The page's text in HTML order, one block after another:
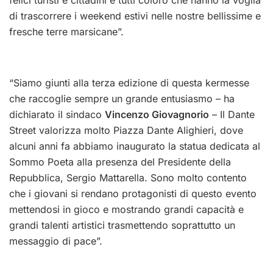
di trascorrere i weekend estivi nelle nostre bellissime e
fresche terre marsicane”.
“Siamo giunti alla terza edizione di questa kermesse
che raccoglie sempre un grande entusiasmo – ha
dichiarato il sindaco Vincenzo Giovagnorio – Il Dante
Street valorizza molto Piazza Dante Alighieri, dove
alcuni anni fa abbiamo inaugurato la statua dedicata al
Sommo Poeta alla presenza del Presidente della
Repubblica, Sergio Mattarella. Sono molto contento
che i giovani si rendano protagonisti di questo evento
mettendosi in gioco e mostrando grandi capacità e
grandi talenti artistici trasmettendo soprattutto un
messaggio di pace”.